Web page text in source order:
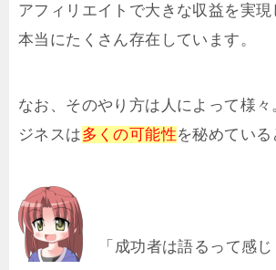
アフィリエイトで大きな収益を実現
本当にたくさん存在しています。
なお、そのやり方は人によって様
ジネスは多くの可能性を秘めている
「成功者は語るって感じ